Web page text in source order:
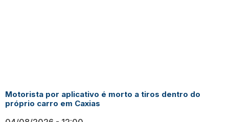
Motorista por aplicativo é morto a tiros dentro do
próprio carro em Caxias